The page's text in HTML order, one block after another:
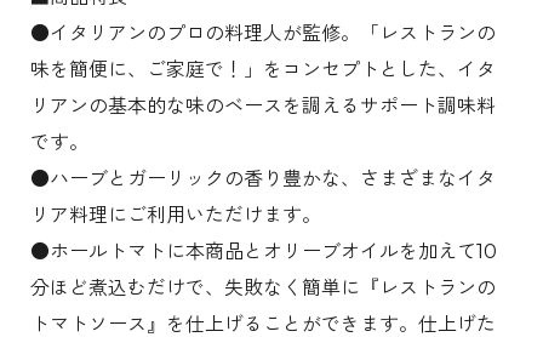
●イタリアンのプロの料理人が監修。「レストランの
味を簡便に、ご家庭で！」をコンセプトとした、イタ
リアンの基本的な味のベースを調えるサポート調味料
です。
●ハーブとガーリックの香り豊かな、さまざまなイタ
リア料理にご利用いただけます。
●ホールトマトに本商品とオリーブオイルを加えて10
分ほど煮込むだけで、失敗なく簡単に『レストランの
トマトソース』を仕上げることができます。仕上げた